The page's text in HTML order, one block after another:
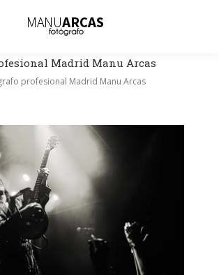
Madrid Manu Arcas
profesional Madrid Manu Arcas